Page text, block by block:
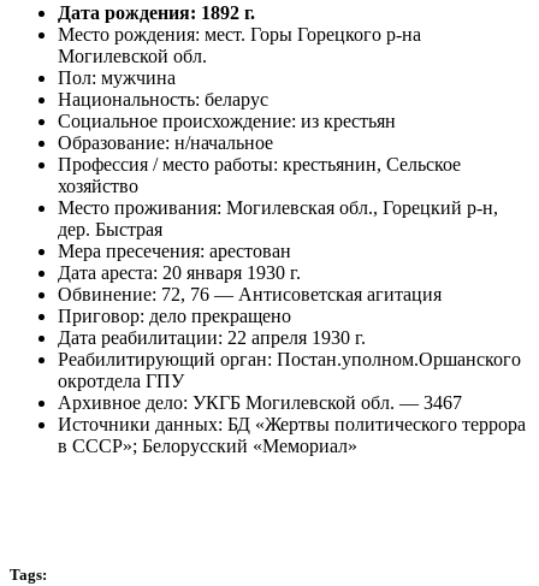
Дата рождения: 1892 г.
Место рождения: мест. Горы Горецкого р-на
Могилевской обл.
Пол: мужчина
Национальность: беларус
Социальное происхождение: из крестьян
Образование: н/начальное
Профессия / место работы: крестьянин, Сельское
хозяйство
Место проживания: Могилевская обл., Горецкий р-н,
дер. Быстрая
Мера пресечения: арестован
Дата ареста: 20 января 1930 г.
Обвинение: 72, 76 — Антисоветская агитация
Приговор: дело прекращено
Дата реабилитации: 22 апреля 1930 г.
Реабилитирующий орган: Постан.уполном.Оршанского
окротдела ГПУ
Архивное дело: УКГБ Могилевской обл. — 3467
Источники данных: БД «Жертвы политического террора
в СССР»; Белорусский «Мемориал»
Tags: